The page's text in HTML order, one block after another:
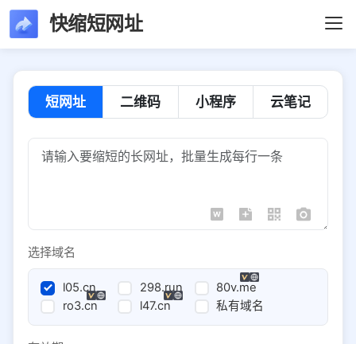
快缩短网址
短网址 二维码 小程序 云笔记
选择域名
l05.cn 298.run
80v.me
ro3.cn
l47.cn 私有域名